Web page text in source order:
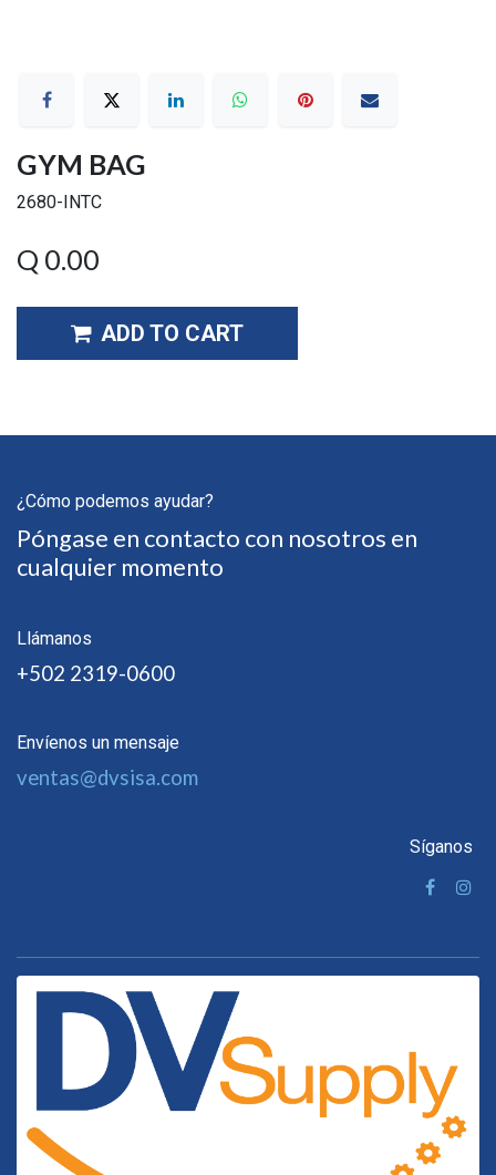
GYM BAG
2680-INTC
Q 0.00
ADD TO CART
¿Cómo podemos ayudar?
Póngase en contacto con nosotros en
cualquier momento
Llámanos
+502 2319-0600
Envíenos un mensaje
ventas@dvsisa.com
Síganos